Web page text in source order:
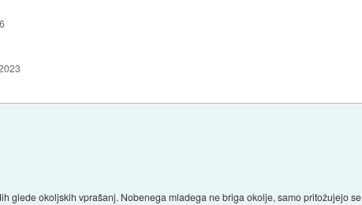
glede okoljskih vprašanj. Nobenega mladega ne briga okolje, samo pritožujejo se